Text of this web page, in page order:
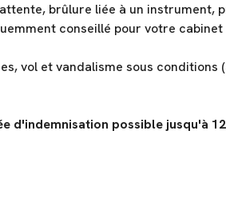
brûlure liée à un instrument,
conseillé pour votre
vol et vandalisme sous conditions
d'indemnisation possible jusqu'à